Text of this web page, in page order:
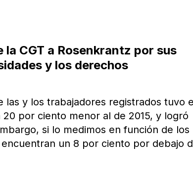
CGT a Rosenkrantz por sus
y los derechos
las y los trabajadores registrados tuvo
por ciento menor al de 2015, y logró
si lo medimos en función de los
un 8 por ciento por debajo